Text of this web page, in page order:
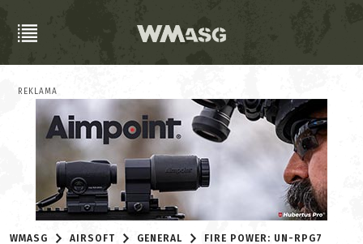
REKLAMA
WMASG AIRSOFT GENERAL FIRE POWER: UN-RPG7